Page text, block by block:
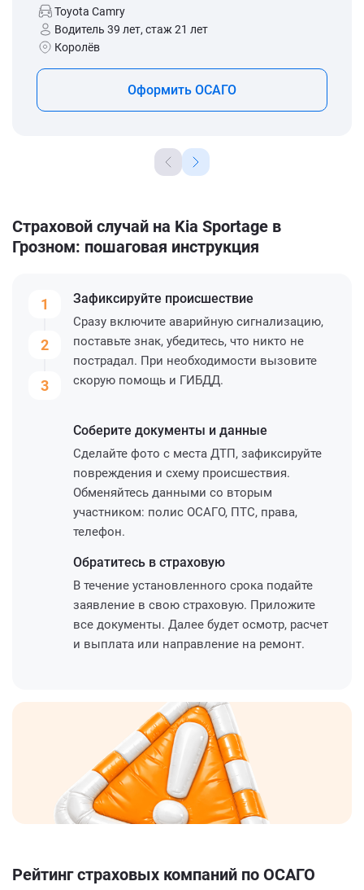
Toyota Camry
Водитель 39 лет, стаж 21 лет
Королёв
Оформить ОСАГО
Страховой случай на Kia Sportage в
Грозном: пошаговая инструкция
1
2
3
Зафиксируйте происшествие
Сразу включите аварийную сигнализацию,
поставьте знак, убедитесь, что никто не
пострадал. При необходимости вызовите
скорую помощь и ГИБДД.
Соберите документы и данные
Сделайте фото с места ДТП, зафиксируйте
повреждения и схему происшествия.
Обменяйтесь данными со вторым
участником: полис ОСАГО, ПТС, права,
телефон.
Обратитесь в страховую
В течение установленного срока подайте
заявление в свою страховую. Приложите
все документы. Далее будет осмотр, расчет
и выплата или направление на ремонт.
Рейтинг страховых компаний по ОСАГО